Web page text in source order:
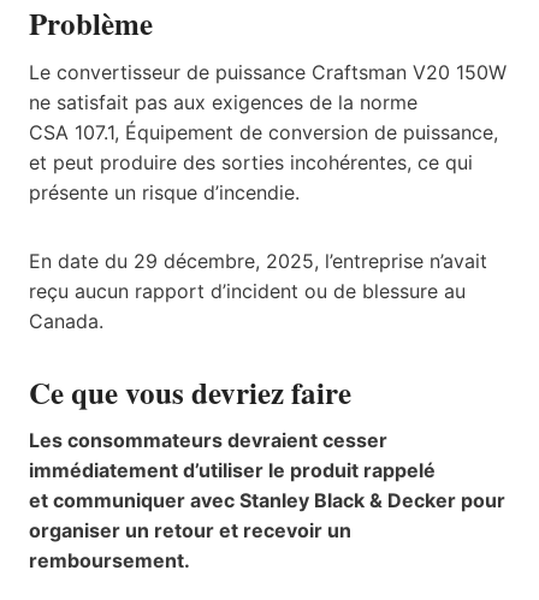
Problème
Le convertisseur de puissance Craftsman V20 150W
ne satisfait pas aux exigences de la norme
CSA 107.1, Équipement de conversion de puissance,
et peut produire des sorties incohérentes, ce qui
présente un risque d’incendie.
En date du 29 décembre, 2025, l’entreprise n’avait
reçu aucun rapport d’incident ou de blessure au
Canada.
Ce que vous devriez faire
Les consommateurs devraient cesser
immédiatement d’utiliser le produit rappelé
et communiquer avec Stanley Black & Decker pour
organiser un retour et recevoir un
remboursement.